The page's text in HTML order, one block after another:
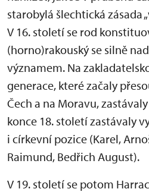
starobylá šlechtická zásada
V 16. století se rod
(horno)rakouský se silně
významem. Na
generace, které začaly
Čech a na Moravu,
konce 18. století zastávaly
i církevní pozice (Karel,
Raimund, Bedřich August).
V 19. století se potom